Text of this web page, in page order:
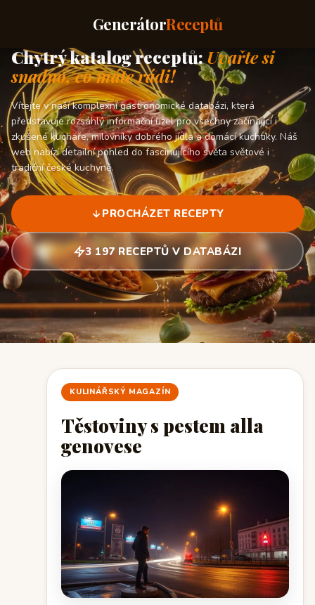
GenerátorReceptů
Chytrý katalog receptů:Uvařte si
snadno, co máte rádi!
Vítejte v naší komplexní gastronomické databázi, která
představuje rozsáhlý informační uzel pro všechny začínající i
zkušené kuchaře, milovníky dobrého jídla a domácí kuchtíky. Náš
web nabízí detailní pohled do fascinujícího světa světové i
tradiční české kuchyně.
PROCHÁZET RECEPTY
3 197 RECEPTŮ V DATABÁZI
KULINÁŘSKÝ MAGAZÍN
Těstoviny s pestem alla
genovese